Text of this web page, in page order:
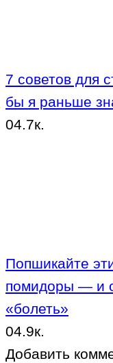
7 советов для
бы я раньше
04.7к.
Попшикайте
помидоры — и
«болеть»
04.9к.
Добавить